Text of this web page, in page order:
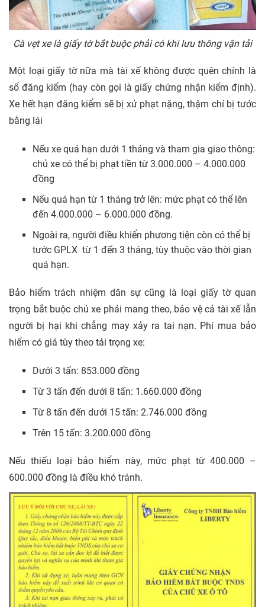
Cà vẹt xe là giấy tờ bắt buộc phải có khi lưu thông vận tải
Một loại giấy tờ nữa mà tài xế không được quên chính là
sổ đăng kiểm (hay còn gọi là giấy chứng nhận kiểm định).
Xe hết hạn đăng kiểm sẽ bị xử phạt nặng, thậm chí bị tước
bằng lái
Nếu xe quá hạn dưới 1 tháng và tham gia giao thông:
chủ xe có thể bị phạt tiền từ 3.000.000 – 4.000.000
đồng
Nếu quá hạn từ 1 tháng trở lên: mức phạt có thể lên
đến 4.000.000 – 6.000.000 đồng.
Ngoài ra, người điều khiển phương tiện còn có thể bị
tước GPLX từ 1 đến 3 tháng, tùy thuộc vào thời gian
quá hạn.
Bảo hiểm trách nhiệm dân sự cũng là loại giấy tờ quan
trọng bắt buộc chủ xe phải mang theo, bảo vệ cả tài xế lẫn
người bị hại khi chẳng may xảy ra tai nạn. Phí mua bảo
hiểm có giá tùy theo tải trọng xe:
Dưới 3 tấn: 853.000 đồng
Từ 3 tấn đến dưới 8 tấn: 1.660.000 đồng
Từ 8 tấn đến dưới 15 tấn: 2.746.000 đồng
Trên 15 tấn: 3.200.000 đồng
Nếu thiếu loại bảo hiểm này, mức phạt từ 400.000 –
600.000 đồng là điều khó tránh.